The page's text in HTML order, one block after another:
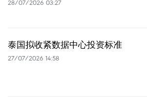
28/07/2026 03:27
泰国拟收紧数据中心投资标准
27/07/2026 14:58